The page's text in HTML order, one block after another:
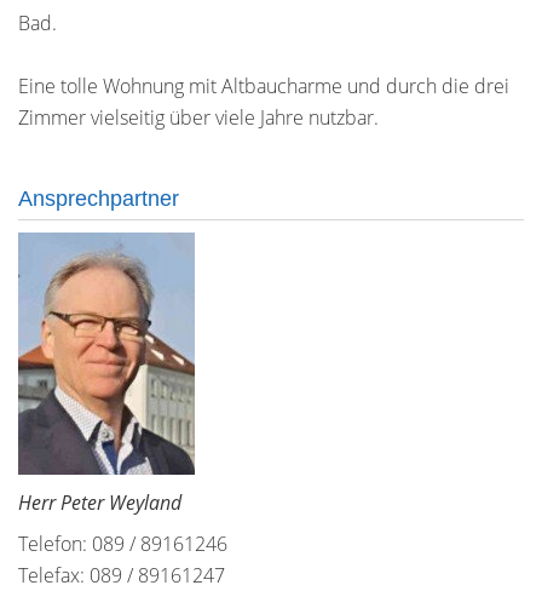
Bad.
Eine tolle Wohnung mit Altbaucharme und durch die drei
Zimmer vielseitig über viele Jahre nutzbar.
Ansprechpartner
Herr Peter Weyland
Telefon: 089 / 89161246
Telefax: 089 / 89161247